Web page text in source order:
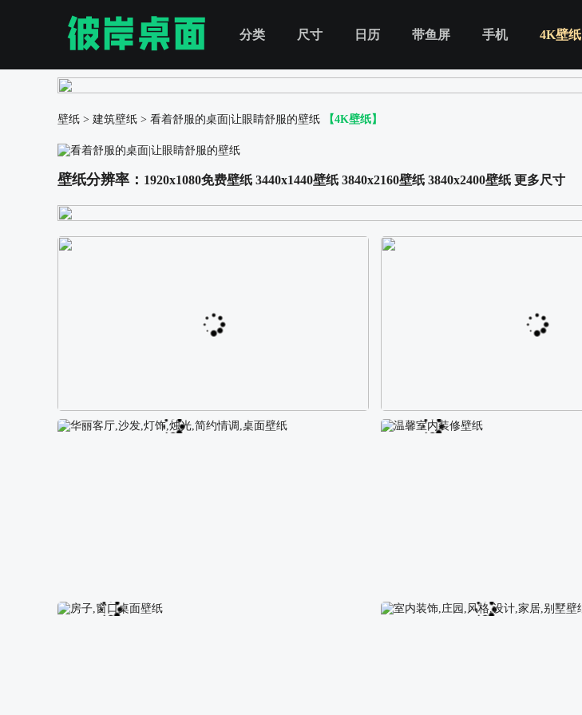
分类 尺寸 日历 带鱼屏 手机 4K壁纸
壁纸 > 建筑壁纸 > 看着舒服的桌面|让眼睛舒服的壁纸 【4K壁纸】
壁纸分辨率： 1920x1080免费壁纸 3440x1440壁纸 3840x2160壁纸 3840x2400壁纸 更多尺寸
阿尔卑斯山区自然风景壁纸 校园长发可爱美女4K电脑壁纸
华丽客厅,沙发,灯饰,烛光,简约情调,桌面壁纸 温馨室内装修壁纸